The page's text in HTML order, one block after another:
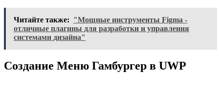
Читайте также: "Мощные инструменты Figma -
отличные плагины для разработки и управления
системами дизайна"
Создание Меню Гамбургер в UWP